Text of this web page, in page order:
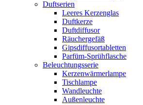
Duftserien
Leeres Kerzenglas
Duftkerze
Duftdiffusor
Räuchergefäß
Gipsdiffusortabletten
Parfüm-Sprühflasche
Beleuchtungsserie
Kerzenwärmerlampe
Tischlampe
Wandleuchte
Außenleuchte